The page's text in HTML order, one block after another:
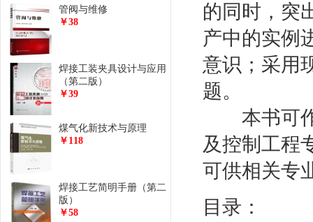
管阀与维修
￥38
焊接工装夹具设计与应用
（第二版）
￥39
煤气化新技术与原理
￥118
焊接工艺简明手册（第二
版）
￥58
的同时，突
产中的实例
意识；采用
题。
本书可作
及控制工程
可供相关专
目录：